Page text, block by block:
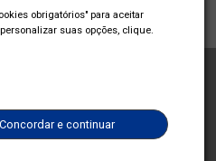
obrigatórios" para aceitar
suas opções, clique.
Concordar e continuar